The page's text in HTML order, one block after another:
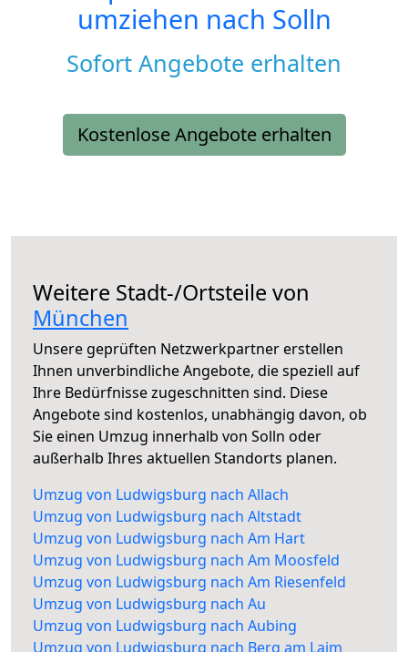
umziehen nach Solln
Sofort Angebote erhalten
Kostenlose Angebote erhalten
Weitere Stadt-/Ortsteile von
München
Unsere geprüften Netzwerkpartner erstellen
Ihnen unverbindliche Angebote, die speziell auf
Ihre Bedürfnisse zugeschnitten sind. Diese
Angebote sind kostenlos, unabhängig davon, ob
Sie einen Umzug innerhalb von Solln oder
außerhalb Ihres aktuellen Standorts planen.
Umzug von Ludwigsburg nach Allach
Umzug von Ludwigsburg nach Altstadt
Umzug von Ludwigsburg nach Am Hart
Umzug von Ludwigsburg nach Am Moosfeld
Umzug von Ludwigsburg nach Am Riesenfeld
Umzug von Ludwigsburg nach Au
Umzug von Ludwigsburg nach Aubing
Umzug von Ludwigsburg nach Berg am Laim